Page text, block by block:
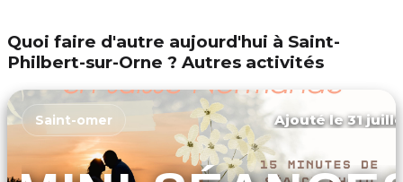
Quoi faire d'autre aujourd'hui à Saint-
Philbert-sur-Orne ? Autres activités
Saint-omer Ajouté le 31